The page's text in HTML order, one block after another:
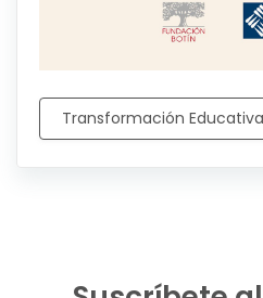
Transformación Educativa